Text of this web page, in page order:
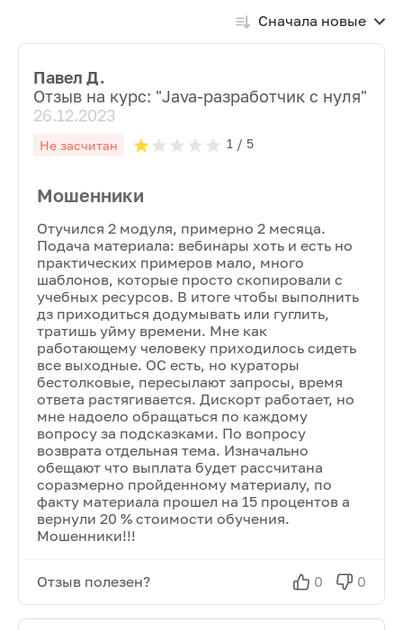
Сначала новые
Павел Д.
Отзыв на курс: "Java-разработчик с нуля"
26.12.2023
Не засчитан 1 / 5
Мошенники
Отучился 2 модуля, примерно 2 месяца.
Подача материала: вебинары хоть и есть но
практических примеров мало, много
шаблонов, которые просто скопировали с
учебных ресурсов. В итоге чтобы выполнить
дз приходиться додумывать или гуглить,
тратишь уйму времени. Мне как
работающему человеку приходилось сидеть
все выходные. ОС есть, но кураторы
бестолковые, пересылают запросы, время
ответа растягивается. Дискорт работает, но
мне надоело обращаться по каждому
вопросу за подсказками. По вопросу
возврата отдельная тема. Изначально
обещают что выплата будет рассчитана
соразмерно пройденному материалу, по
факту материала прошел на 15 процентов а
вернули 20 % стоимости обучения.
Мошенники!!!
Отзыв полезен? 0 0